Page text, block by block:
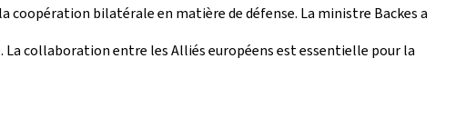
bilatérale en matière de défense. La ministre Backes a
collaboration entre les Alliés européens est essentielle pour la